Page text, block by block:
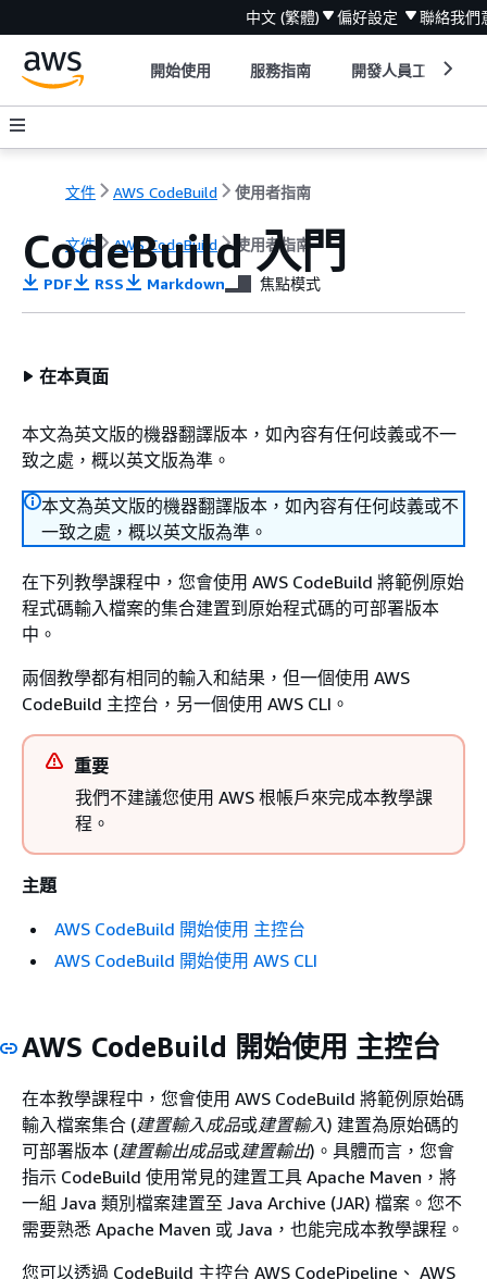
中文 (繁體) 偏好設定 聯絡我們
開始使用 服務指南 開發人員工具
文件 AWS CodeBuild 使用者指南
文件 AWS CodeBuild 使用者指南
CodeBuild 入門
PDF RSS Markdown 焦點模式
在本頁面
本文為英文版的機器翻譯版本，如內容有任何歧義或不一
致之處，概以英文版為準。
本文為英文版的機器翻譯版本，如內容有任何歧義或不
一致之處，概以英文版為準。
在下列教學課程中，您會使用 AWS CodeBuild 將範例原始
程式碼輸入檔案的集合建置到原始程式碼的可部署版本
中。
兩個教學都有相同的輸入和結果，但一個使用 AWS
CodeBuild 主控台，另一個使用 AWS CLI。
重要
我們不建議您使用 AWS 根帳戶來完成本教學課
程。
主題
AWS CodeBuild 開始使用 主控台
AWS CodeBuild 開始使用 AWS CLI
AWS CodeBuild 開始使用 主控台
在本教學課程中，您會使用 AWS CodeBuild 將範例原始碼
輸入檔案集合 (建置輸入成品或建置輸入) 建置為原始碼的
可部署版本 (建置輸出成品或建置輸出)。具體而言，您會
指示 CodeBuild 使用常見的建置工具 Apache Maven，將
一組 Java 類別檔案建置至 Java Archive (JAR) 檔案。您不
需要熟悉 Apache Maven 或 Java，也能完成本教學課程。
您可以透過 CodeBuild 主控台 AWS CodePipeline、 AWS